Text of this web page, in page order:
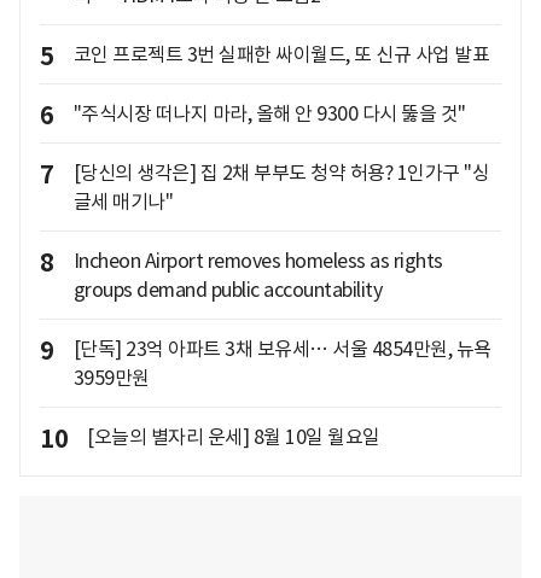
5 코인 프로젝트 3번 실패한 싸이월드, 또 신규 사업 발표
6 "주식시장 떠나지 마라, 올해 안 9300 다시 뚫을 것"
7
[당신의 생각은] 집 2채 부부도 청약 허용? 1인가구 "싱
글세 매기나"
8
Incheon Airport removes homeless as rights
groups demand public accountability
9
[단독] 23억 아파트 3채 보유세… 서울 4854만원, 뉴욕
3959만원
10 [오늘의 별자리 운세] 8월 10일 월요일